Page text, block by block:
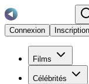
Connexion
Inscription
Films
Célébrités